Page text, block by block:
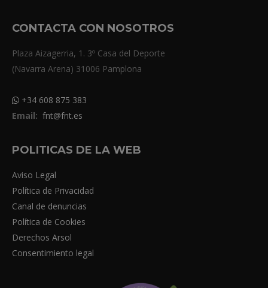
CONTACTA CON NOSOTROS
Plaza Aizagerria, 1. 3º Casa del Deporte
(Navarra Arena) 31006 Pamplona
+34 608 875 383
Email: fnt@fnt.es
POLITICAS DE LA WEB
Aviso Legal
Política de Privacidad
Canal de denuncias
Política de Cookies
Derechos Arsol
Consentimiento legal